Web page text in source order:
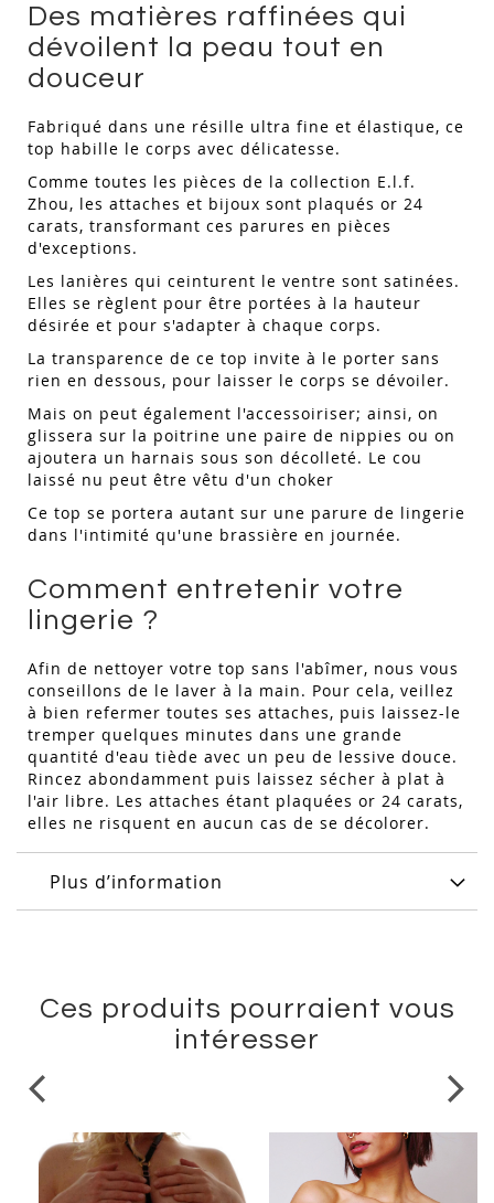
Des matières raffinées qui
dévoilent la peau tout en
douceur
Fabriqué dans une résille ultra fine et élastique, ce
top habille le corps avec délicatesse.
Comme toutes les pièces de la collection E.l.f.
Zhou, les attaches et bijoux sont plaqués or 24
carats, transformant ces parures en pièces
d'exceptions.
Les lanières qui ceinturent le ventre sont satinées.
Elles se règlent pour être portées à la hauteur
désirée et pour s'adapter à chaque corps.
La transparence de ce top invite à le porter sans
rien en dessous, pour laisser le corps se dévoiler.
Mais on peut également l'accessoiriser; ainsi, on
glissera sur la poitrine une paire de nippies ou on
ajoutera un harnais sous son décolleté. Le cou
laissé nu peut être vêtu d'un choker
Ce top se portera autant sur une parure de lingerie
dans l'intimité qu'une brassière en journée.
Comment entretenir votre
lingerie ?
Afin de nettoyer votre top sans l'abîmer, nous vous
conseillons de le laver à la main. Pour cela, veillez
à bien refermer toutes ses attaches, puis laissez-le
tremper quelques minutes dans une grande
quantité d'eau tiède avec un peu de lessive douce.
Rincez abondamment puis laissez sécher à plat à
l'air libre. Les attaches étant plaquées or 24 carats,
elles ne risquent en aucun cas de se décolorer.
Plus d’information
Ces produits pourraient vous
intéresser